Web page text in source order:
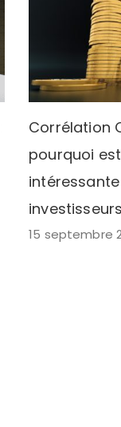
Corrélation
pourquoi
15 septembre